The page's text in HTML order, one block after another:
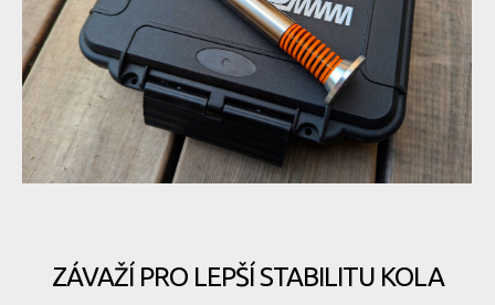
Rimpact Tuned Mass Damper
ZÁVAŽÍ PRO LEPŠÍ STABILITU KOLA